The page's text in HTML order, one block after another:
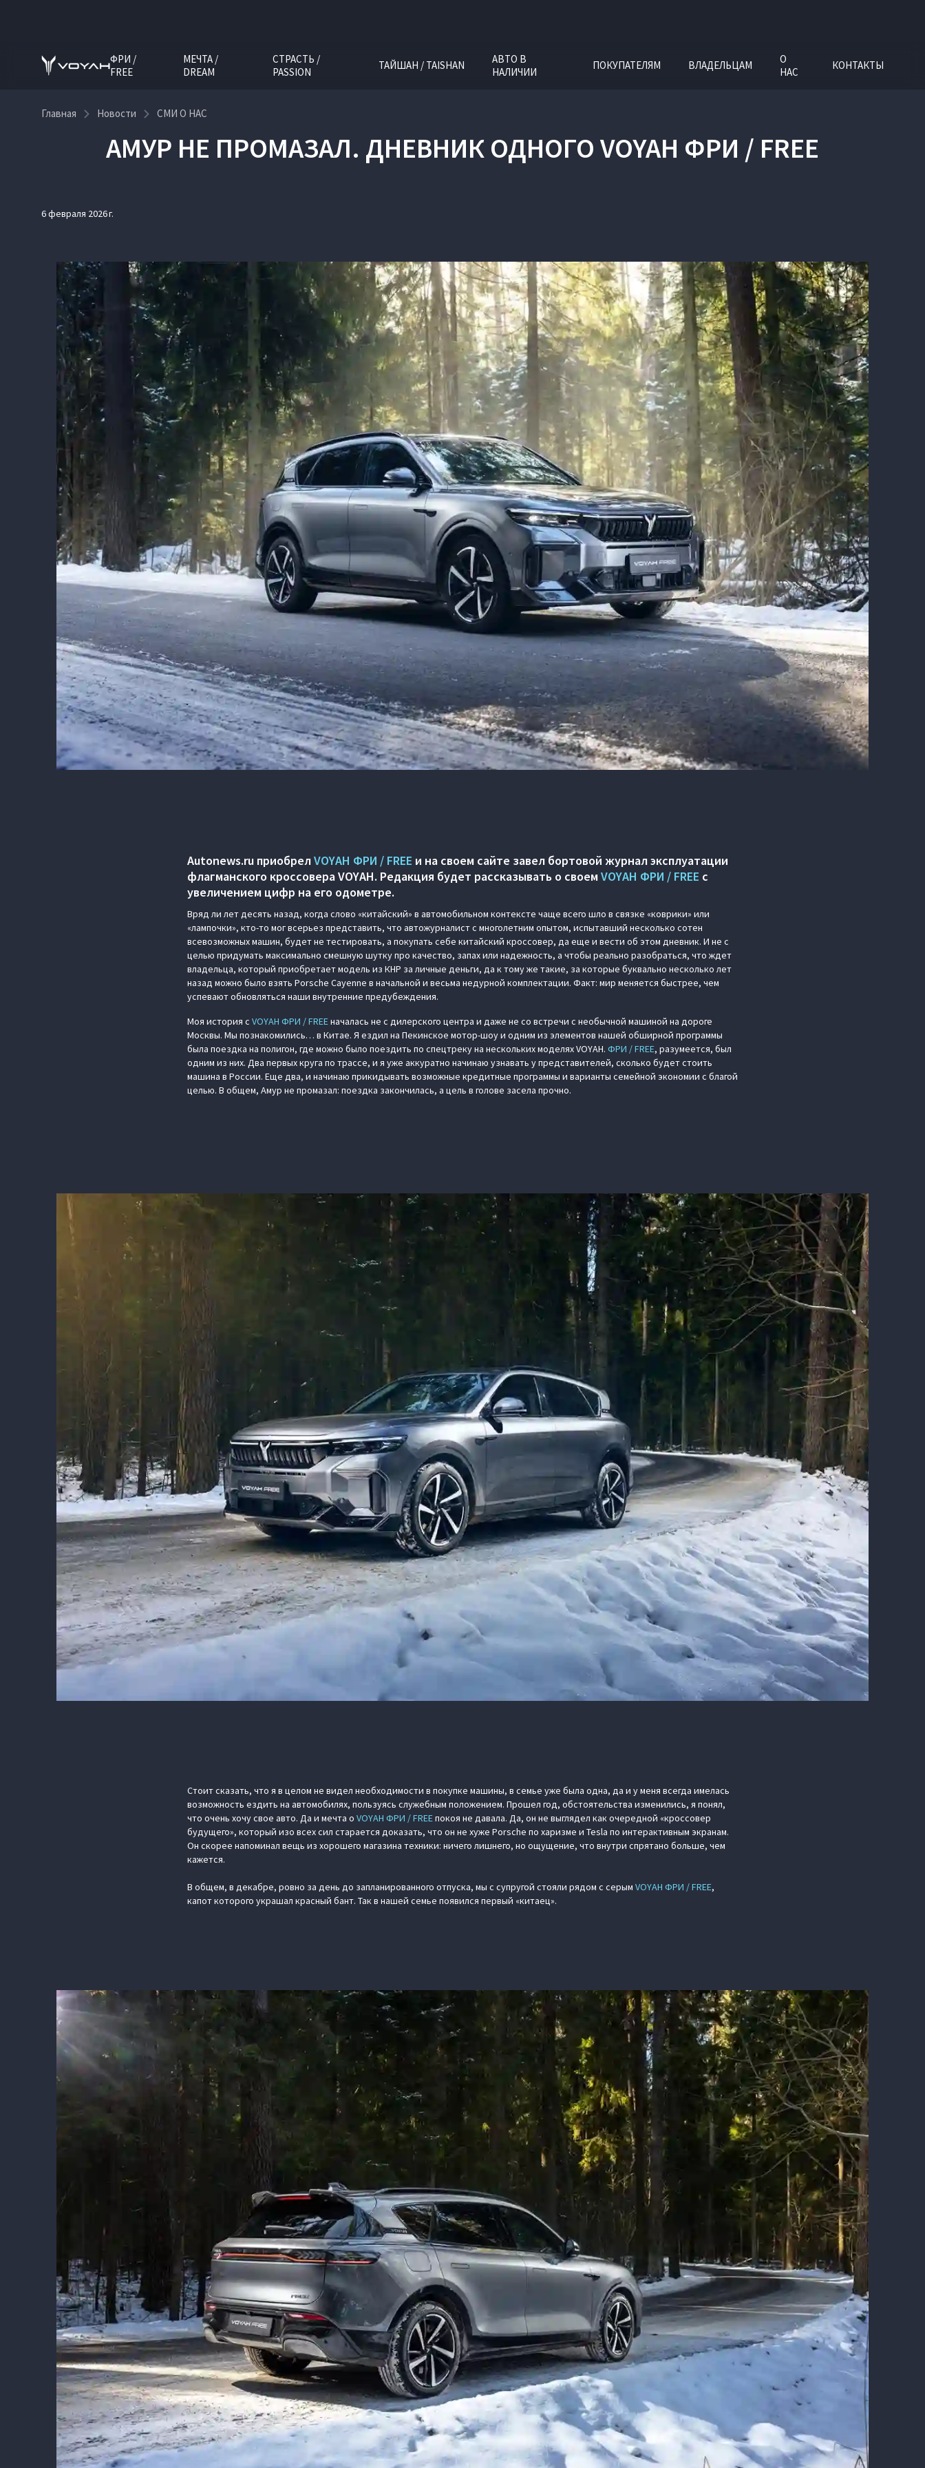
ФРИ /
FREE
МЕЧТА /
DREAM
СТРАСТЬ /
PASSION
ТАЙШАН / TAISHAN
АВТО В
НАЛИЧИИ
ПОКУПАТЕЛЯМ ВЛАДЕЛЬЦАМ
О
НАС
КОНТАКТЫ
Главная Новости СМИ О НАС
АМУР НЕ ПРОМАЗАЛ. ДНЕВНИК ОДНОГО VOYAH ФРИ / FREE
6 февраля 2026 г.
Autonews.ru приобрелVOYAH ФРИ / FREE и на своем сайте завел бортовой журнал эксплуатации
флагманского кроссовера VOYAH. Редакция будет рассказывать о своемVOYAH ФРИ / FREE с
увеличением цифр на его одометре.
Вряд ли лет десять назад, когда слово «китайский» в автомобильном контексте чаще всего шло в связке «коврики» или
«лампочки», кто-то мог всерьез представить, что автожурналист с многолетним опытом, испытавший несколько сотен
всевозможных машин, будет не тестировать, а покупать себе китайский кроссовер, да еще и вести об этом дневник. И не с
целью придумать максимально смешную шутку про качество, запах или надежность, а чтобы реально разобраться, что ждет
владельца, который приобретает модель из КНР за личные деньги, да к тому же такие, за которые буквально несколько лет
назад можно было взять Porsche Cayenne в начальной и весьма недурной комплектации. Факт: мир меняется быстрее, чем
успевают обновляться наши внутренние предубеждения.
Моя история с VOYAH ФРИ / FREE началась не с дилерского центра и даже не со встречи с необычной машиной на дороге
Москвы. Мы познакомились… в Китае. Я ездил на Пекинское мотор-шоу и одним из элементов нашей обширной программы
была поездка на полигон, где можно было поездить по спецтреку на нескольких моделях VOYAH. ФРИ / FREE, разумеется, был
одним из них. Два первых круга по трассе, и я уже аккуратно начинаю узнавать у представителей, сколько будет стоить
машина в России. Еще два, и начинаю прикидывать возможные кредитные программы и варианты семейной экономии с благой
целью. В общем, Амур не промазал: поездка закончилась, а цель в голове засела прочно.
Стоит сказать, что я в целом не видел необходимости в покупке машины, в семье уже была одна, да и у меня всегда имелась
возможность ездить на автомобилях, пользуясь служебным положением. Прошел год, обстоятельства изменились, я понял,
что очень хочу свое авто. Да и мечта о VOYAH ФРИ / FREEпокоя не давала. Да, он не выглядел как очередной «кроссовер
будущего», который изо всех сил старается доказать, что он не хуже Porsche по харизме и Tesla по интерактивным экранам.
Он скорее напоминал вещь из хорошего магазина техники: ничего лишнего, но ощущение, что внутри спрятано больше, чем
кажется.
В общем, в декабре, ровно за день до запланированного отпуска, мы с супругой стояли рядом с серым VOYAH ФРИ / FREE,
капот которого украшал красный бант. Так в нашей семье появился первый «китаец».